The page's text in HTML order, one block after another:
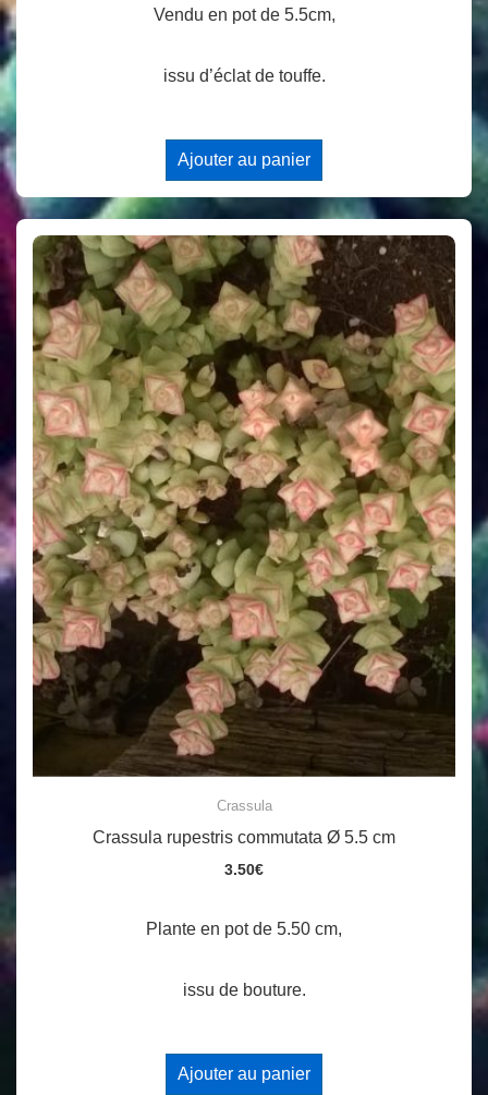
Vendu en pot de 5.5cm,
issu d’éclat de touffe.
Ajouter au panier
Crassula
Crassula rupestris commutata Ø 5.5 cm
3.50€
Plante en pot de 5.50 cm,
issu de bouture.
Ajouter au panier